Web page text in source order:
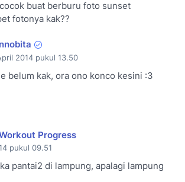
buat berburu foto sunset
fotonya kak??
2014 pukul 13.50
belum kak, ora ono konco kesini :3
Progress
pukul 09.51
pantai2 di lampung, apalagi lampung